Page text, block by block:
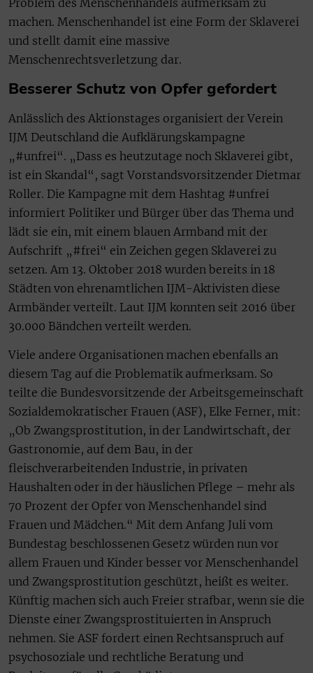
Problem des Menschenhandels aufmerksam zu
machen. Menschenhandel ist eine Form der Sklaverei
und stellt damit eine massive
Menschenrechtsverletzung dar.
Besserer Schutz von Opfer gefordert
Anlässlich des Aktionstages organisiert der Verein
IJM Deutschland die Aufklärungskampagne
„#unfrei“. „Dass es heutzutage noch Sklaverei gibt,
ist ein Skandal“, sagt Vorstandsvorsitzender Dietmar
Roller. Die Kampagne mit dem Hashtag #unfrei
informiert Politiker und Bürger über das Thema und
lädt sie ein, mit einem blauen Armband mit der
Aufschrift „#frei“ ein Zeichen gegen Sklaverei zu
setzen. Am 13. Oktober 2018 wurden bereits in 18
Städten von ehrenamtlichen IJM-Aktivisten diese
Armbänder verteilt. Laut IJM konnten seit 2016 über
30.000 Bändchen verteilt werden.
Viele andere Organisationen machen ebenfalls an
diesem Tag auf die Problematik aufmerksam. So
teilte die Bundesvorsitzende der Arbeitsgemeinschaft
Sozialdemokratischer Frauen (ASF), Elke Ferner, mit:
„Ob Zwangsprostitution, in der Landwirtschaft, der
Gastronomie, auf dem Bau, in der
fleischverarbeitenden Industrie, in privaten
Haushalten oder in der häuslichen Pflege – mehr als
70 Prozent der Opfer von Menschenhandel sind
Frauen und Mädchen.“ Mit dem Anfang Juli vom
Bundestag beschlossenen Gesetz würden nun vor
allem Frauen und Kinder besser vor Menschenhandel
und Zwangsprostitution geschützt, heißt es weiter.
Künftig machen sich auch Freier strafbar, wenn sie die
Dienste einer Zwangsprostituierten in Anspruch
nehmen. Sie ASF fordert einen Rechtsanspruch auf
psychosoziale und rechtliche Beratung und